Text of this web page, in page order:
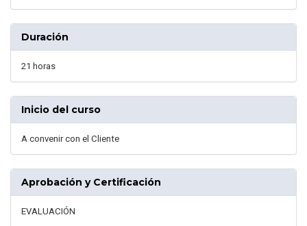
Duración
21 horas
Inicio del curso
A convenir con el Cliente
Aprobación y Certificación
EVALUACIÓN